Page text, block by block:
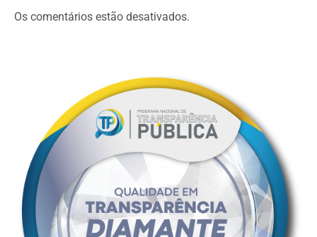
LinkedIn
Os comentários estão desativados.